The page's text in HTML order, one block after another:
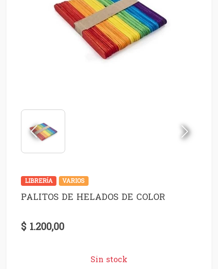
LIBRERÍA VARIOS
PALITOS DE HELADOS DE COLOR
$ 1.200,00
Sin stock